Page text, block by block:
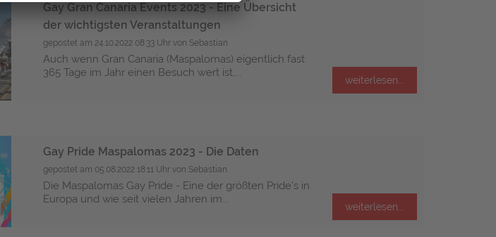
Gay Gran Canaria Events 2023 - Eine Übersicht
der wichtigsten Veranstaltungen
gepostet am 24.10.2022 08:33 Uhr von Sebastian
Auch wenn Gran Canaria (Maspalomas) eigentlich fast
365 Tage im Jahr einen Besuch wert ist,...
weiterlesen...
Gay Pride Maspalomas 2023 - Die Daten
gepostet am 05.08.2022 18:11 Uhr von Sebastian
Die Maspalomas Gay Pride - Eine der größten Pride's in
Europa und wie seit vielen Jahren im...
weiterlesen...